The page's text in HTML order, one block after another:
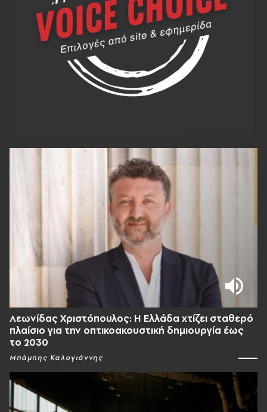
Λεωνίδας Χριστόπουλος: Η Ελλάδα χτίζει σταθερό
πλαίσιο για την οπτικοακουστική δημιουργία έως
το 2030
Μπάμπης Καλογιάννης